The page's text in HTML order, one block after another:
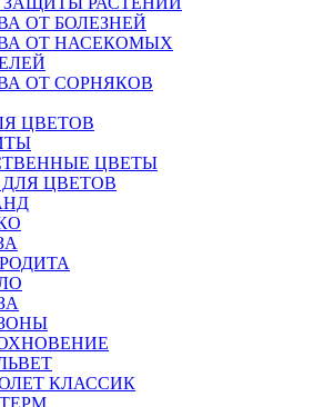
ОТ БОЛЕЗНЕЙ
ОТ НАСЕКОМЫХ
ОТ СОРНЯКОВ
ЦВЕТОВ
ЦВЕТЫ
ЦВЕТОВ
КЛАССИК